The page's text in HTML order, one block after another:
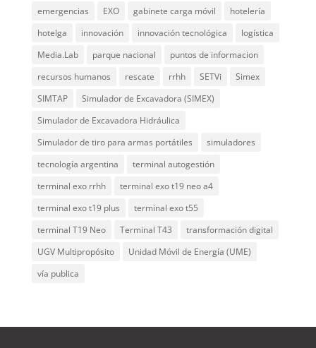
emergencias
EXO gabinete carga móvil
hotelería
hotelga
innovación innovación tecnológica
logística
Media.Lab
parque nacional
puntos de informacion
recursos humanos
rescate rrhh SETVi
Simex
SIMTAP
Simulador de Excavadora (SIMEX)
Simulador de Excavadora Hidráulica
Simulador de tiro para armas portátiles
simuladores
tecnología argentina
terminal autogestión
terminal exo rrhh
terminal exo t19 neo a4
terminal exo t19 plus
terminal exo t55
terminal T19 Neo
Terminal T43
transformación digital
UGV Multipropósito
Unidad Móvil de Energía (UME)
vía publica